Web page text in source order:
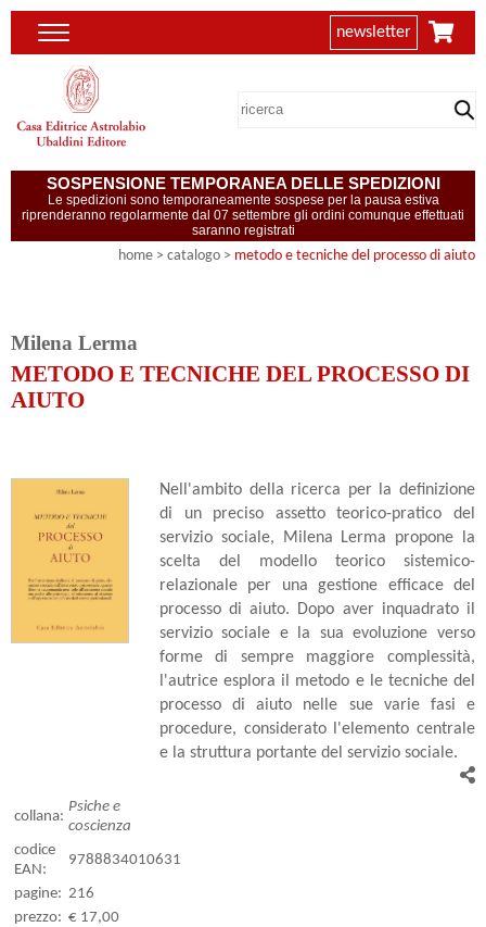
newsletter
SOSPENSIONE TEMPORANEA DELLE SPEDIZIONI
Le spedizioni sono temporaneamente sospese per la pausa estiva
riprenderanno regolarmente dal 07 settembre gli ordini comunque effettuati
saranno registrati
home > catalogo > metodo e tecniche del processo di aiuto
Milena Lerma
METODO E TECNICHE DEL PROCESSO DI
AIUTO
Nell'ambito della ricerca per la definizione
di un preciso assetto teorico-pratico del
servizio sociale, Milena Lerma propone la
scelta del modello teorico sistemico-
relazionale per una gestione efficace del
processo di aiuto. Dopo aver inquadrato il
servizio sociale e la sua evoluzione verso
forme di sempre maggiore complessità,
l'autrice esplora il metodo e le tecniche del
processo di aiuto nelle sue varie fasi e
procedure, considerato l'elemento centrale
e la struttura portante del servizio sociale.
collana:
Psiche e
coscienza
codice
EAN:
9788834010631
pagine: 216
prezzo: € 17,00